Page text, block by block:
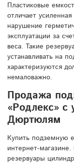
Пластиковые
отличает
нарушение
эксплуатации за
веса. Такие
устанавливать на
характеризуются
немаловажно.
Продажа
«Родлекс» с
Дюртюлям
Купить подземную
интернет-
резервуары